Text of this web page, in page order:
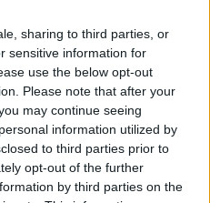
sharing to third parties, or
sensitive information for
use the below opt-out
Please note that after your
may continue seeing
information utilized by
to third parties prior to
opt-out of the further
by third parties on the
Var būt lielas bēdas!
Eksperts paskaidro, kā
pilnmēness ietekmē